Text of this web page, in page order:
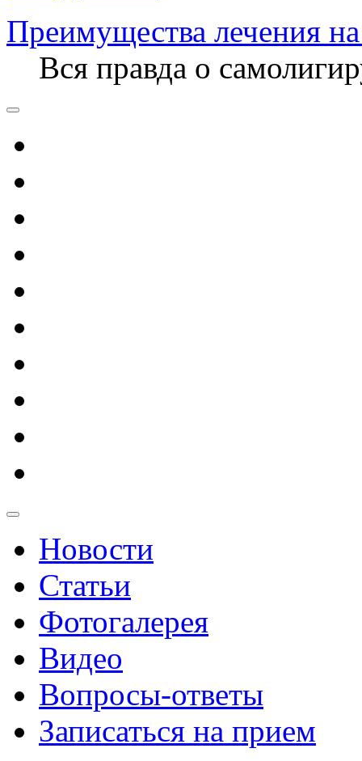
Преимущества лечения
Вся правда о
Новости
Статьи
Фотогалерея
Видео
Вопросы-ответы
Записаться на прием